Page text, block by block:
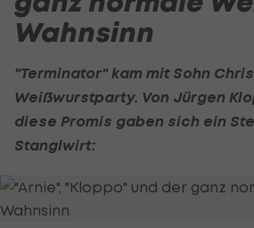
Wahnsinn
"Terminator" kam mit Sohn
Weißwurstparty. Von Jürgen
diese Promis gaben sich ein
Stanglwirt: